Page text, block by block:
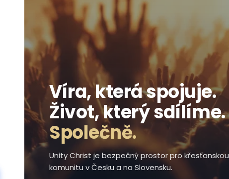
Víra, která spojuje.
Život, který sdílíme.
Společně.
Unity Christ je bezpečný prostor pro křesťanskou
komunitu v Česku a na Slovensku.